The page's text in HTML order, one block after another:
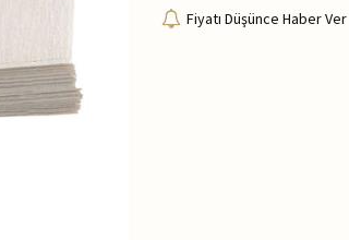
Fiyatı Düşünce Haber Ver